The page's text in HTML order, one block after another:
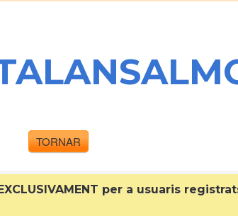
TORNAR
per a usuaris